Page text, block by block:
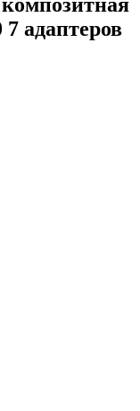
адаптеров